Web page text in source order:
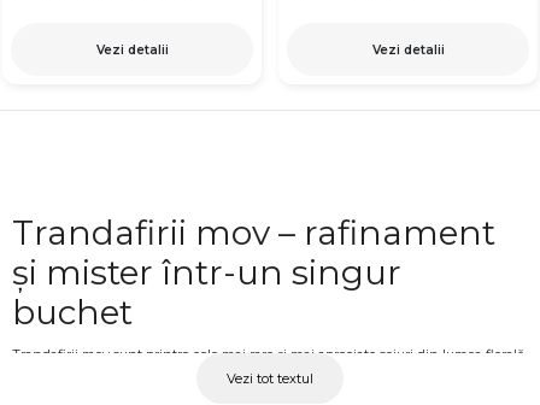
Vezi detalii Vezi detalii
Trandafirii mov – rafinament
și mister într-un singur
buchet
Trandafirii mov sunt printre cele mai rare și mai apreciate soiuri din lumea florală.
Culoarea lor profundă, care variază de la lila delicat la violet intens, transmite
Vezi tot textul